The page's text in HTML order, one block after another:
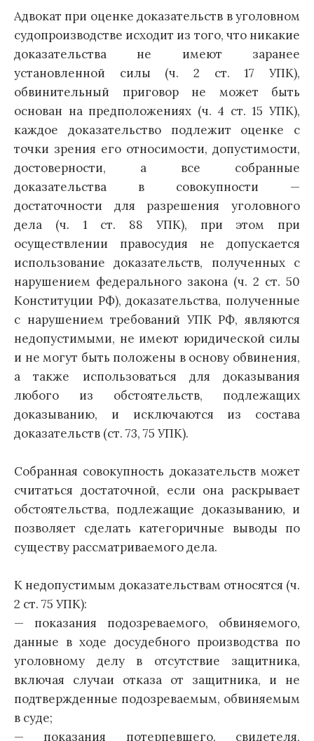
Адвокат при оценке доказательств в уголовном
судопроизводстве исходит из того, что никакие
доказательства не имеют заранее
установленной силы (ч. 2 ст. 17 УПК),
обвинительный приговор не может быть
основан на предположениях (ч. 4 ст. 15 УПК),
каждое доказательство подлежит оценке с
точки зрения его относимости, допустимости,
достоверности, а все собранные
доказательства в совокупности —
достаточности для разрешения уголовного
дела (ч. 1 ст. 88 УПК), при этом при
осуществлении правосудия не допускается
использование доказательств, полученных с
нарушением федерального закона (ч. 2 ст. 50
Конституции РФ), доказательства, полученные
с нарушением требований УПК РФ, являются
недопустимыми, не имеют юридической силы
и не могут быть положены в основу обвинения,
а также использоваться для доказывания
любого из обстоятельств, подлежащих
доказыванию, и исключаются из состава
доказательств (ст. 73, 75 УПК).
Собранная совокупность доказательств может
считаться достаточной, если она раскрывает
обстоятельства, подлежащие доказыванию, и
позволяет сделать категоричные выводы по
существу рассматриваемого дела.
К недопустимым доказательствам относятся (ч.
2 ст. 75 УПК):
— показания подозреваемого, обвиняемого,
данные в ходе досудебного производства по
уголовному делу в отсутствие защитника,
включая случаи отказа от защитника, и не
подтвержденные подозреваемым, обвиняемым
в суде;
— показания потерпевшего, свидетеля,